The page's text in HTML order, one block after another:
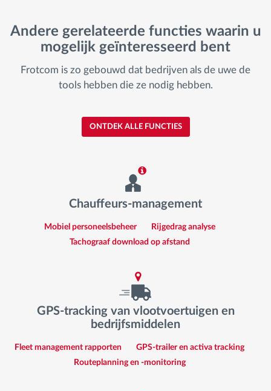
Andere gerelateerde functies waarin u
mogelijk geïnteresseerd bent
Frotcom is zo gebouwd dat bedrijven als de uwe de
tools hebben die ze nodig hebben.
ONTDEK ALLE FUNCTIES
Chauffeurs-management
Mobiel personeelsbeheer
Rijgedrag analyse
Tachograaf download op afstand
GPS-tracking van vlootvoertuigen en
bedrijfsmiddelen
Fleet management rapporten
GPS-trailer en activa tracking
Routeplanning en -monitoring